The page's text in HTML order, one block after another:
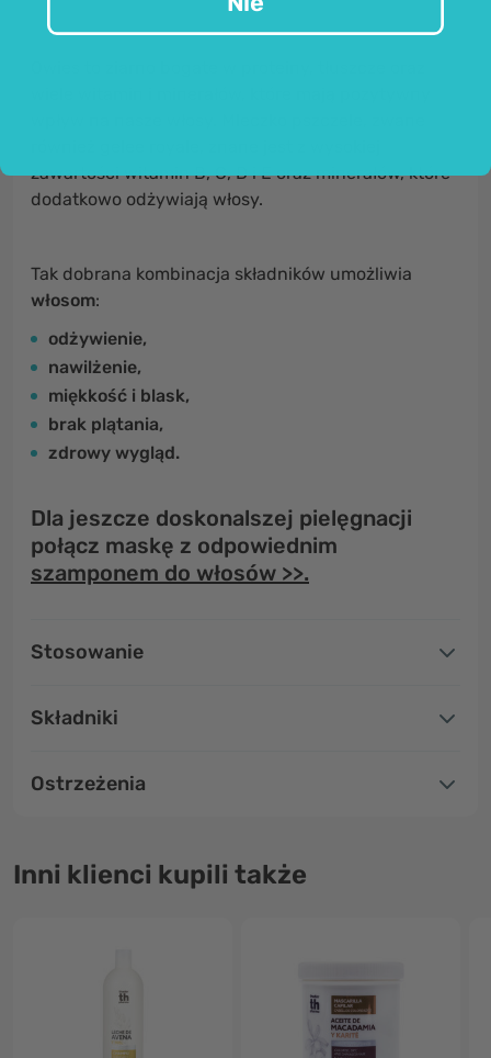
zawartości witamin B, C, D i E oraz minerałów, które
dodatkowo odżywiają włosy.
Tak dobrana kombinacja składników umożliwia
włosom:
odżywienie,
nawilżenie,
miękkość i blask,
brak plątania,
zdrowy wygląd.
Dla jeszcze doskonalszej pielęgnacji
połącz maskę z odpowiednim
szamponem do włosów >>.
Stosowanie
Składniki
Ostrzeżenia
Inni klienci kupili także